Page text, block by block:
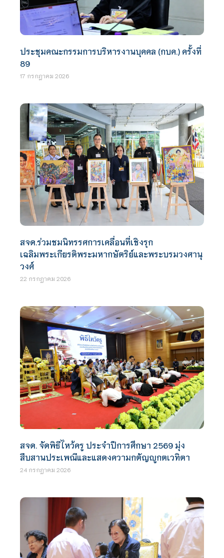
ประชุมคณะกรรมการบริหารงานบุคคล (กบค.) ครั้งที่
89
17 กรกฎาคม 2026
สจด.ร่วมชมนิทรรศการเคลื่อนที่เชิงรุก
เฉลิมพระเกียรติพระมหากษัตริย์และพระบรมวงศานุ
วงศ์
22 กรกฎาคม 2026
สจด. จัดพิธีไหว้ครู ประจำปีการศึกษา 2569 มุ่ง
สืบสานประเพณีและแสดงความกตัญญูกตเวทิตา
24 กรกฎาคม 2026